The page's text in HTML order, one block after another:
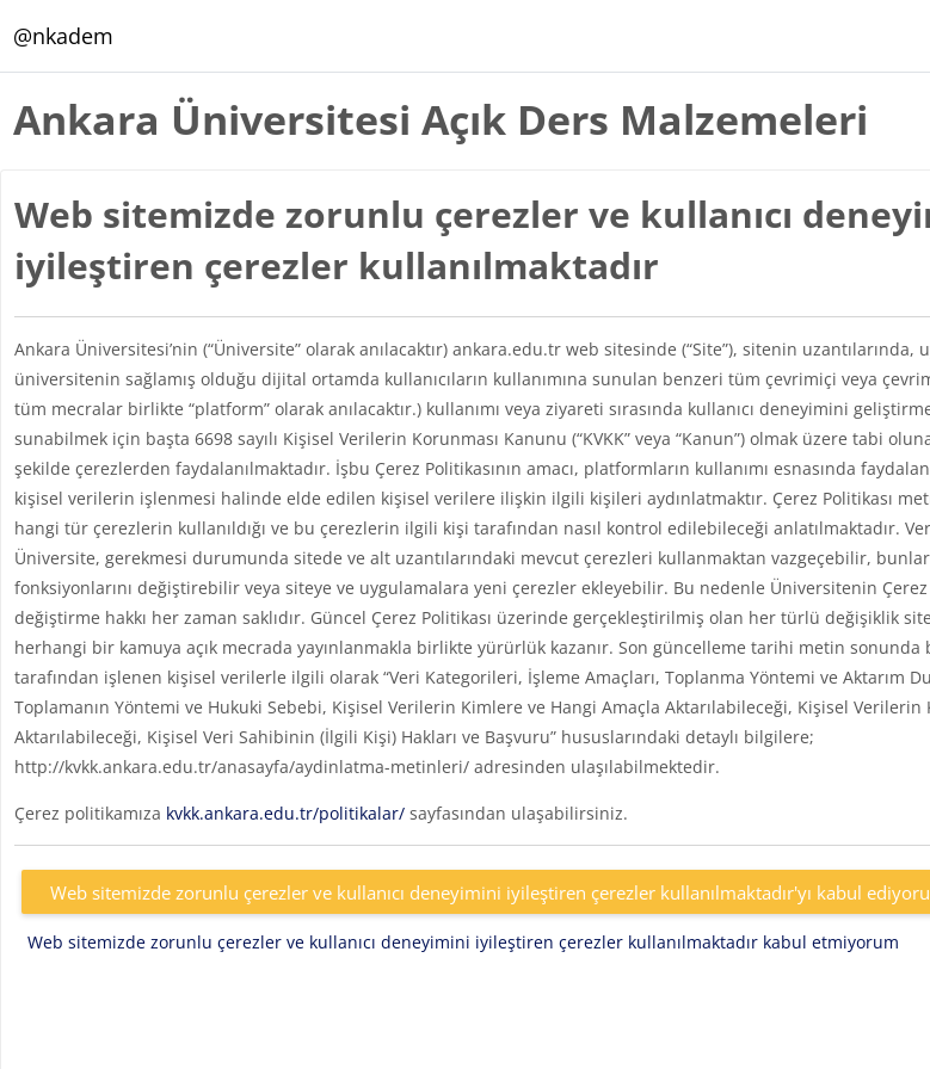
@nkadem
Ankara Üniversitesi Açık Ders Malzemeleri
Web sitemizde zorunlu çerezler ve kullanıcı
iyileştiren çerezler kullanılmaktadır
Ankara Üniversitesi’nin (“Üniversite” olarak anılacaktır) ankara.edu.tr web sitesinde (“Site”), sitenin
üniversitenin sağlamış olduğu dijital ortamda kullanıcıların kullanımına sunulan benzeri tüm çevrimiçi veya
tüm mecralar birlikte “platform” olarak anılacaktır.) kullanımı veya ziyareti sırasında kullanıcı deneyimini
sunabilmek için başta 6698 sayılı Kişisel Verilerin Korunması Kanunu (“KVKK” veya “Kanun”) olmak üzere tabi
şekilde çerezlerden faydalanılmaktadır. İşbu Çerez Politikasının amacı, platformların kullanımı esnasında
kişisel verilerin işlenmesi halinde elde edilen kişisel verilere ilişkin ilgili kişileri aydınlatmaktır. Çerez Politikası
hangi tür çerezlerin kullanıldığı ve bu çerezlerin ilgili kişi tarafından nasıl kontrol edilebileceği anlatılmaktadır.
Üniversite, gerekmesi durumunda sitede ve alt uzantılarındaki mevcut çerezleri kullanmaktan vazgeçebilir,
fonksiyonlarını değiştirebilir veya siteye ve uygulamalara yeni çerezler ekleyebilir. Bu nedenle Üniversitenin
değiştirme hakkı her zaman saklıdır. Güncel Çerez Politikası üzerinde gerçekleştirilmiş olan her türlü değişiklik
herhangi bir kamuya açık mecrada yayınlanmakla birlikte yürürlük kazanır. Son güncelleme tarihi metin sonunda
tarafından işlenen kişisel verilerle ilgili olarak “Veri Kategorileri, İşleme Amaçları, Toplanma Yöntemi ve Aktarım
Toplamanın Yöntemi ve Hukuki Sebebi, Kişisel Verilerin Kimlere ve Hangi Amaçla Aktarılabileceği, Kişisel Verilerin
Aktarılabileceği, Kişisel Veri Sahibinin (İlgili Kişi) Hakları ve Başvuru” hususlarındaki detaylı bilgilere;
http://kvkk.ankara.edu.tr/anasayfa/aydinlatma-metinleri/ adresinden ulaşılabilmektedir.
Çerez politikamıza kvkk.ankara.edu.tr/politikalar/sayfasından ulaşabilirsiniz.
Web sitemizde zorunlu çerezler ve kullanıcı deneyimini iyileştiren çerezler kullanılmaktadır'yı kabul
Web sitemizde zorunlu çerezler ve kullanıcı deneyimini iyileştiren çerezler kullanılmaktadır kabul etmiyorum